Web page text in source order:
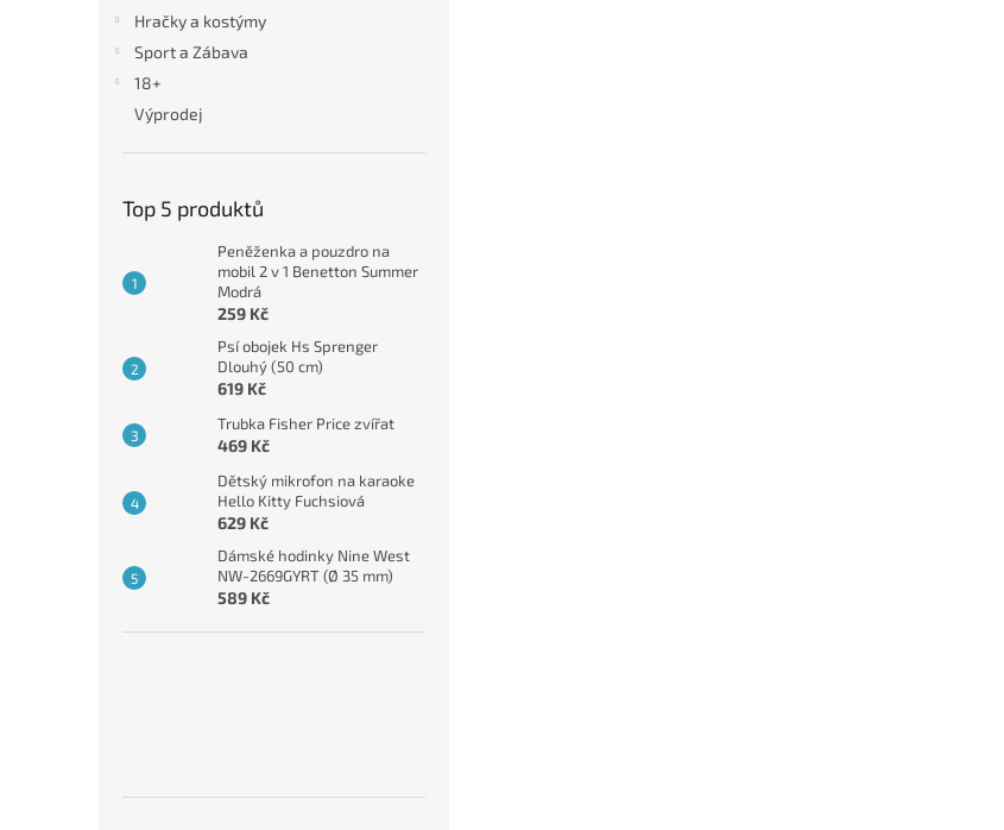
Hračky a kostýmy
Sport a Zábava
18+
Výprodej
Top 5 produktů
Peněženka a pouzdro na
mobil 2 v 1 Benetton Summer
Modrá
259 Kč
Psí obojek Hs Sprenger
Dlouhý (50 cm)
619 Kč
Trubka Fisher Price zvířat
469 Kč
Dětský mikrofon na karaoke
Hello Kitty Fuchsiová
629 Kč
Dámské hodinky Nine West
NW-2669GYRT (Ø 35 mm)
589 Kč